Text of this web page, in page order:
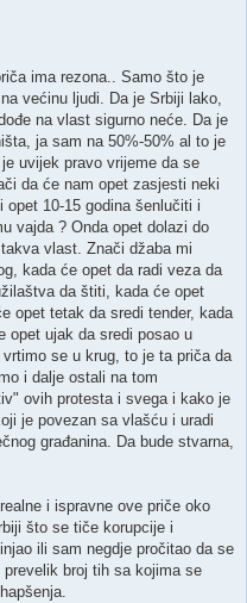
ima rezona.. Samo što je
većinu ljudi. Da je Srbiji lako,
na vlast sigurno neće. Da je
ja sam na 50%-50% al to je
uvijek pravo vrijeme da se
da će nam opet zasjesti neki
10-15 godina šenlučiti i
vajda ? Onda opet dolazi do
vlast. Znači džaba mi
kada će opet da radi veza da
da štiti, kada će opet
opet tetak da sredi tender, kada
opet ujak da sredi posao u
se u krug, to je ta priča da
i dalje ostali na tom
ovih protesta i svega i kako je
je povezan sa vlašću i uradi
građanina. Da bude stvarna,
i ispravne ove priče oko
što se tiče korupcije i
ili sam negdje pročitao da se
broj tih sa kojima se